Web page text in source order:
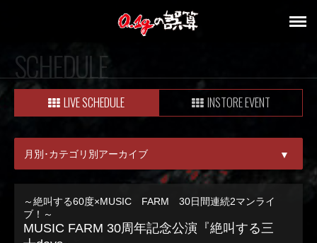
SCHEDULE
LIVE SCHEDULE INSTORE EVENT
月別･カテゴリ別アーカイブ ▼
ALL
08月
～絶叫する60度×MUSIC FARM 30日間連続2マンライ
ブ！～
MUSIC FARM 30周年記念公演『絶叫する三